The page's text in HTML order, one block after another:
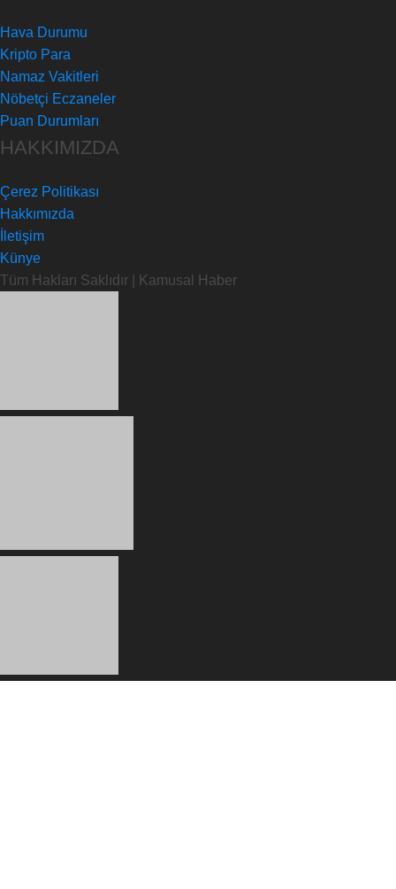
Hava Durumu
Kripto Para
Namaz Vakitleri
Nöbetçi Eczaneler
Puan Durumları
HAKKIMIZDA
Çerez Politikası
Hakkımızda
İletişim
Künye
Tüm Hakları Saklıdır | Kamusal Haber